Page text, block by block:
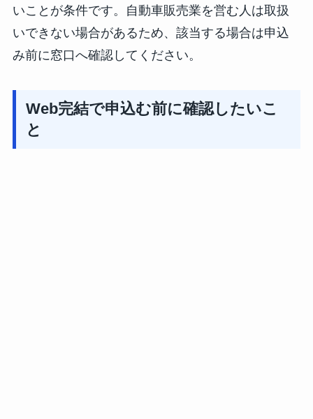
いことが条件です。自動車販売業を営む人は取扱
いできない場合があるため、該当する場合は申込
み前に窓口へ確認してください。
Web完結で申込む前に確認したいこ
と